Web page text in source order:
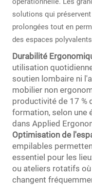
solutions qui
prolongées tout en
des espaces
Durabilité
utilisation
soutien lombaire ni
mobilier non
productivité de 17 %
formation, selon une
dans Applied
Optimisation de
empilables
essentiel pour les
ou ateliers rotatifs
changent